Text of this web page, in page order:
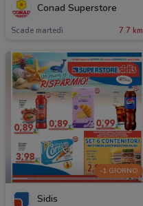
Conad Superstore
Scade martedì 7.7 km
-1 GIORNO
Sidis